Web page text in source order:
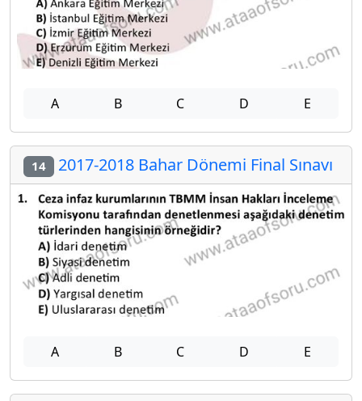
A B C D E
14 2017-2018 Bahar Dönemi Final Sınavı
A B C D E